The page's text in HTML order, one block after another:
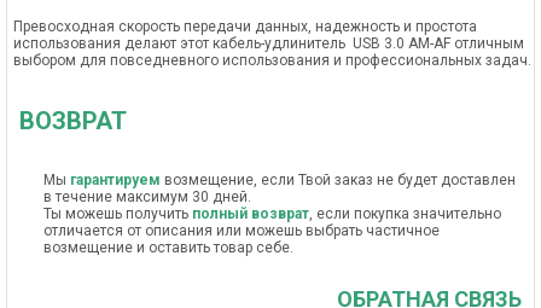
Превосходная скорость передачи данных, надежность и простота
использования делают этот кабель-удлинитель USB 3.0 AM-AF отличным
выбором для повседневного использования и профессиональных задач.
ВОЗВРАТ
Мы гарантируем возмещение, если Твой заказ не будет доставлен
в течение максимум 30 дней.
Ты можешь получить полный возврат, если покупка значительно
отличается от описания или можешь выбрать частичное
возмещение и оставить товар себе.
ОБРАТНАЯ СВЯЗЬ